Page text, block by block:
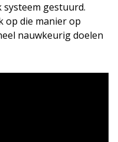
gestuurd.
op die manier op
nauwkeurig doelen